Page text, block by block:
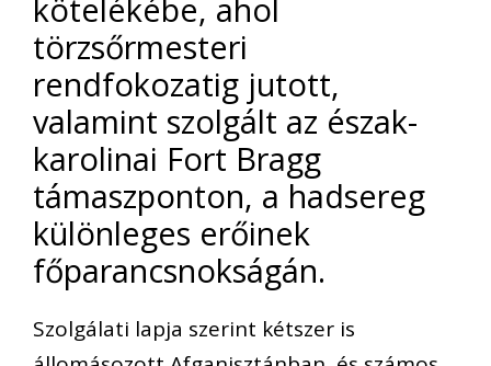
kötelékébe, ahol
törzsőrmesteri
rendfokozatig jutott,
valamint szolgált az észak-
karolinai Fort Bragg
támaszponton, a hadsereg
különleges erőinek
főparancsnokságán.
Szolgálati lapja szerint kétszer is